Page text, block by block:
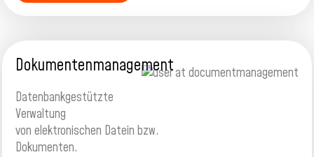
Dokumentenmanagement
Datenbankgestützte
Verwaltung
von elektronischen Datein bzw.
Dokumenten.